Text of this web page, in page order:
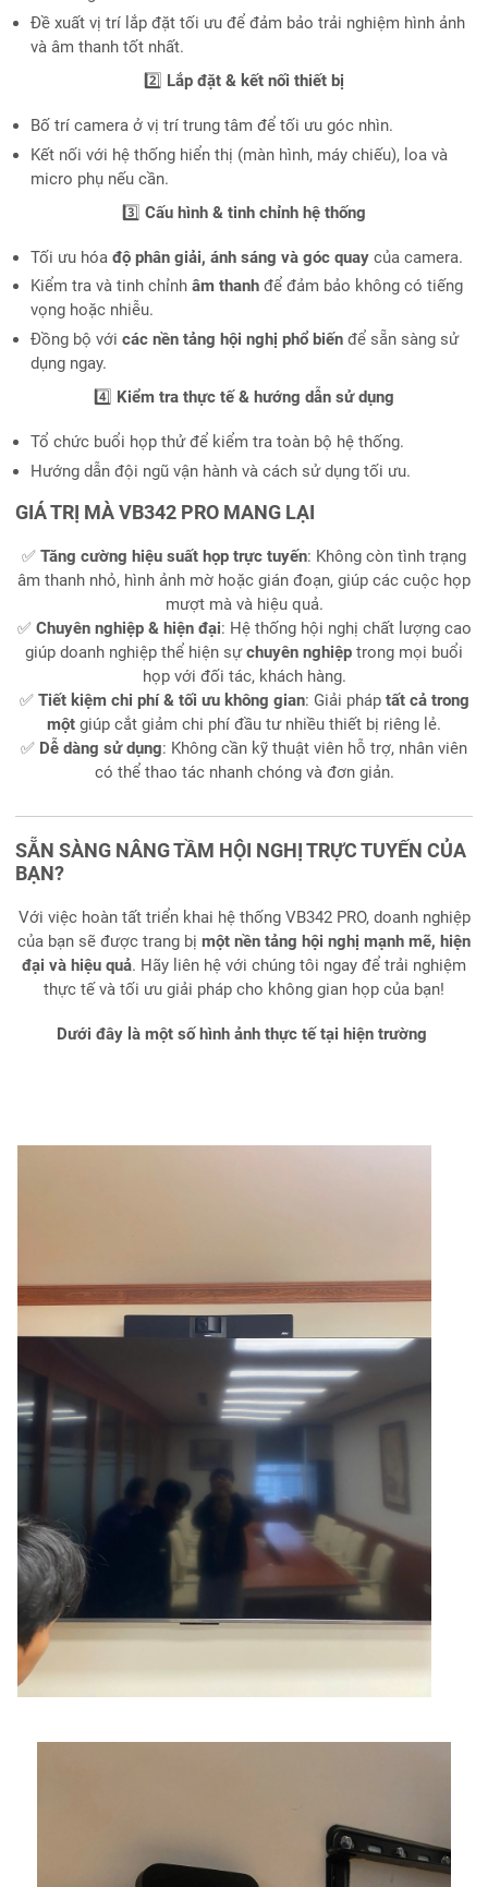
Đề xuất vị trí lắp đặt tối ưu để đảm bảo trải nghiệm hình ảnh
và âm thanh tốt nhất.
2️⃣ Lắp đặt & kết nối thiết bị
Bố trí camera ở vị trí trung tâm để tối ưu góc nhìn.
Kết nối với hệ thống hiển thị (màn hình, máy chiếu), loa và
micro phụ nếu cần.
3️⃣ Cấu hình & tinh chỉnh hệ thống
Tối ưu hóađộ phân giải, ánh sáng và góc quay của camera.
Kiểm tra và tinh chỉnhâm thanh để đảm bảo không có tiếng
vọng hoặc nhiễu.
Đồng bộ vớicác nền tảng hội nghị phổ biến để sẵn sàng sử
dụng ngay.
4️⃣
Kiểm tra thực tế & hướng dẫn sử dụng
Tổ chức buổi họp thử để kiểm tra toàn bộ hệ thống.
Hướng dẫn đội ngũ vận hành và cách sử dụng tối ưu.
GIÁ TRỊ MÀ VB342 PRO MANG LẠI
✅ Tăng cường hiệu suất họp trực tuyến: Không còn tình trạng
âm thanh nhỏ, hình ảnh mờ hoặc gián đoạn, giúp các cuộc họp
mượt mà và hiệu quả.
✅ Chuyên nghiệp & hiện đại: Hệ thống hội nghị chất lượng cao
giúp doanh nghiệp thể hiện sựchuyên nghiệp trong mọi buổi
họp với đối tác, khách hàng.
✅ Tiết kiệm chi phí & tối ưu không gian: Giải pháp tất cả trong
một giúp cắt giảm chi phí đầu tư nhiều thiết bị riêng lẻ.
✅ Dễ dàng sử dụng: Không cần kỹ thuật viên hỗ trợ, nhân viên
có thể thao tác nhanh chóng và đơn giản.
SẴN SÀNG NÂNG TẦM HỘI NGHỊ TRỰC TUYẾN CỦA
BẠN?
Với việc hoàn tất triển khai hệ thống VB342 PRO, doanh nghiệp
của bạn sẽ được trang bị một nền tảng hội nghị mạnh mẽ, hiện
đại và hiệu quả. Hãy liên hệ với chúng tôi ngay để trải nghiệm
thực tế và tối ưu giải pháp cho không gian họp của bạn!
Dưới đây là một số hình ảnh thực tế tại hiện trường